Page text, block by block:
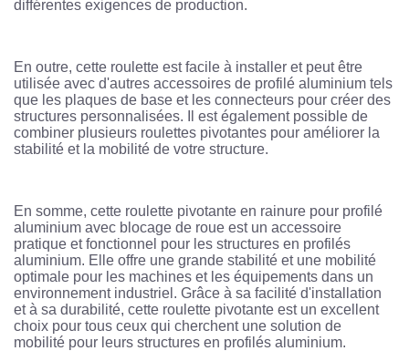
différentes exigences de production.
En outre, cette roulette est facile à installer et peut être
utilisée avec d'autres accessoires de profilé aluminium tels
que les plaques de base et les connecteurs pour créer des
structures personnalisées. Il est également possible de
combiner plusieurs roulettes pivotantes pour améliorer la
stabilité et la mobilité de votre structure.
En somme, cette roulette pivotante en rainure pour profilé
aluminium avec blocage de roue est un accessoire
pratique et fonctionnel pour les structures en profilés
aluminium. Elle offre une grande stabilité et une mobilité
optimale pour les machines et les équipements dans un
environnement industriel. Grâce à sa facilité d'installation
et à sa durabilité, cette roulette pivotante est un excellent
choix pour tous ceux qui cherchent une solution de
mobilité pour leurs structures en profilés aluminium.